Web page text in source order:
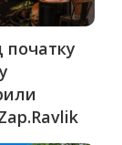
початку